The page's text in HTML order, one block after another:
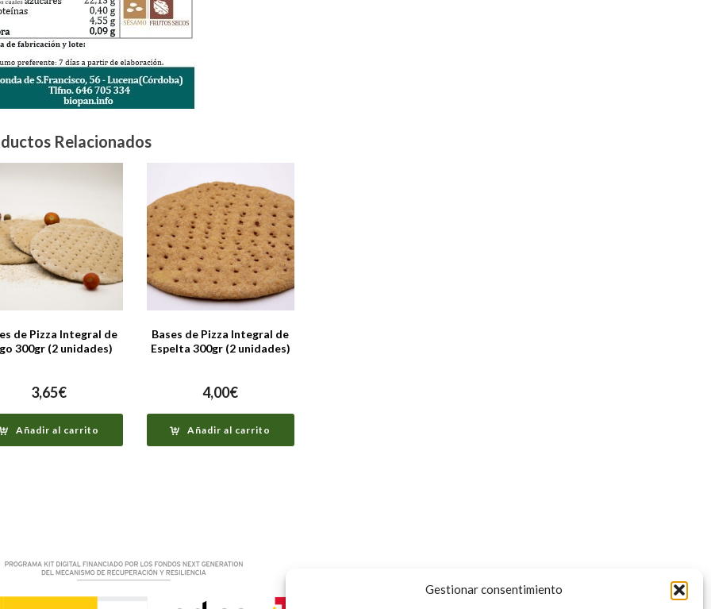
Gestionar consentimiento
Relacionados
de Pizza Integral de
300gr (2 unidades)
3,65€
Añadir al carrito
Bases de Pizza Integral de
Espelta 300gr (2 unidades)
4,00€
Añadir al carrito